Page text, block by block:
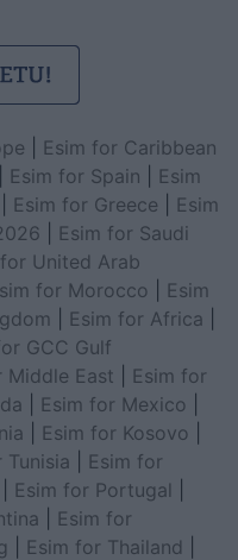
Esim for Caribbean
Esim for Spain
Esim
Esim for Greece
Esim
Esim for Saudi
United Arab
for Morocco
Esim
Esim for Africa
GCC Gulf
Middle East
Esim for
Esim for Mexico
Esim for Kosovo
Tunisia
Esim for
Esim for Portugal
Esim for
Esim for Thailand